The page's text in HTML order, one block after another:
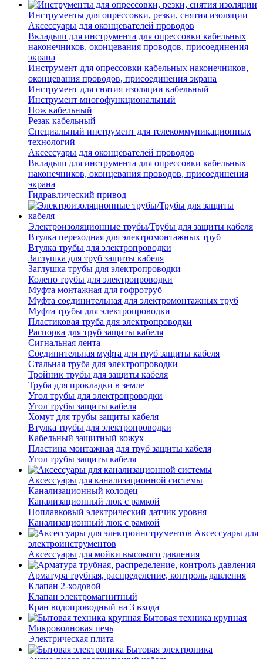
Инструменты для опрессовки, резки, снятия изоляции
Аксессуары для оконцевателей проводов
Вкладыш для инструмента для опрессовки кабельных
наконечников, оконцевания проводов, присоединения
экрана
Инструмент для опрессовки кабельных наконечников,
оконцевания проводов, присоединения экрана
Инструмент для снятия изоляции кабельный
Инструмент многофункциональный
Нож кабельный
Резак кабельный
Специальный инструмент для телекоммуникационных
технологий
Аксессуары для оконцевателей проводов
Вкладыш для инструмента для опрессовки кабельных
наконечников, оконцевания проводов, присоединения
экрана
Гидравлический привод
Электроизоляционные трубы/Трубы для защиты кабеля
Втулка переходная для электромонтажных труб
Втулка трубы для электропроводки
Заглушка для труб защиты кабеля
Заглушка трубы для электропроводки
Колено трубы для электропроводки
Муфта монтажная для гофротруб
Муфта соединительная для электромонтажных труб
Муфта трубы для электропроводки
Пластиковая труба для электропроводки
Распорка для труб защиты кабеля
Сигнальная лента
Соединительная муфта для труб защиты кабеля
Стальная труба для электропроводки
Тройник трубы для защиты кабеля
Труба для прокладки в земле
Угол трубы для электропроводки
Угол трубы защиты кабеля
Хомут для трубы защиты кабеля
Втулка трубы для электропроводки
Кабельный защитный кожух
Пластина монтажная для труб защиты кабеля
Угол трубы защиты кабеля
Аксессуары для канализационной системы
Канализационный колодец
Канализационный люк с рамкой
Поплавковый электрический датчик уровня
Канализационный люк с рамкой
Аксессуары для
электроинструментов
Аксессуары для мойки высокого давления
Арматура трубная, распределение, контроль давления
Клапан 2-ходовой
Клапан электромагнитный
Кран водопроводный на 3 входа
Бытовая техника крупная
Микроволновая печь
Электрическая плита
Бытовая электроника